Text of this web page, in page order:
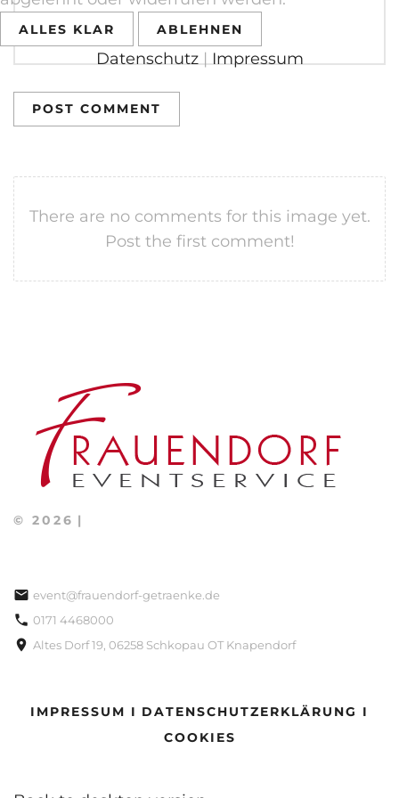
POST COMMENT
There are no comments for this image yet.
Post the first comment!
© 2026
event@frauendorf-getraenke.de
0171 4468000
Altes Dorf 19, 06258 Schkopau OT Knapendorf
IMPRESSUM I DATENSCHUTZERKLÄRUNG I
COOKIES
ALLES KLAR ABLEHNEN
Datenschutz|Impressum